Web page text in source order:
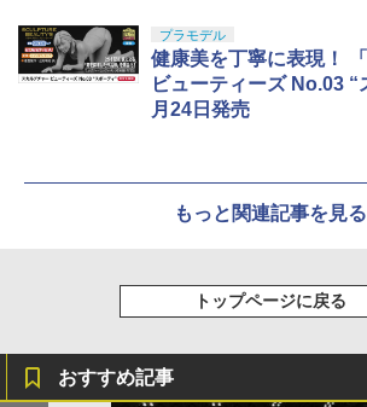
プラモデル
健康美を丁寧に表現！
ビューティーズ No.03 “
月24日発売
もっと関連記事を見る
トップページに戻る
おすすめ記事